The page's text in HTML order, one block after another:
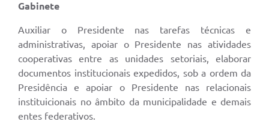
Gabinete
Auxiliar o Presidente nas tarefas técnicas e
administrativas, apoiar o Presidente nas atividades
cooperativas entre as unidades setoriais, elaborar
documentos institucionais expedidos, sob a ordem da
Presidência e apoiar o Presidente nas relacionais
instituicionais no âmbito da municipalidade e demais
entes federativos.